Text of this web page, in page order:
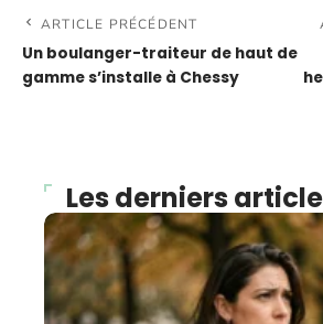
ARTICLE PRÉCÉDENT
Un boulanger-traiteur de haut de
gamme s’installe à Chessy
Les derniers